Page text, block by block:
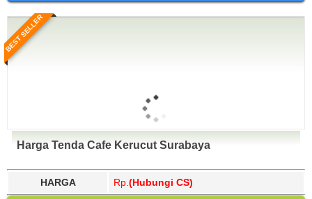
BEST SELLER
Harga Tenda Cafe Kerucut Surabaya
HARGA Rp. (Hubungi CS)